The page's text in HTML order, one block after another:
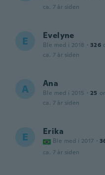
ca. 7 år siden
E Evelyne
Ble med i 2018 · 326
ca. 7 år siden
A Ana
Ble med i 2015 · 25
ca. 7 år siden
E Erika
Ble med i 2017 ·
ca. 7 år siden